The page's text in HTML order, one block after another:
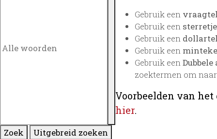
Gebruik een
Gebruik een
Gebruik een
Gebruik een
Gebruik een
zoektermen om
Voorbeelden van
hier.
Zoek Uitgebreid zoeken